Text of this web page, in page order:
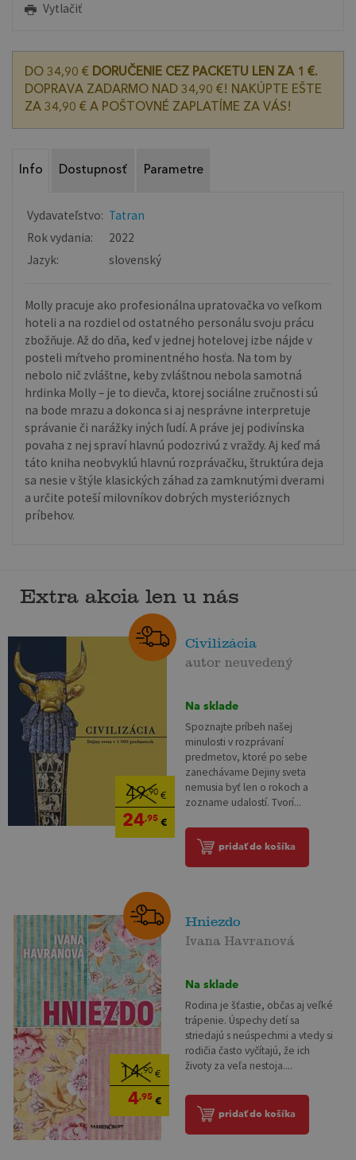
Vytlačiť
DO 34,90 € DORUČENIE CEZ PACKETU LEN ZA 1 €.
DOPRAVA ZADARMO NAD 34,90 €! NAKÚPTE EŠTE
ZA 34,90 € A POŠTOVNÉ ZAPLATÍME ZA VÁS!
Info Dostupnosť Parametre
Vydavateľstvo: Tatran
Rok vydania:
2022
Jazyk:
slovenský
Molly pracuje ako profesionálna upratovačka vo veľkom
hoteli a na rozdiel od ostatného personálu svoju prácu
zbožňuje. Až do dňa, keď v jednej hotelovej izbe nájde v
posteli mŕtveho prominentného hosťa. Na tom by
nebolo nič zvláštne, keby zvláštnou nebola samotná
hrdinka Molly – je to dievča, ktorej sociálne zručnosti sú
na bode mrazu a dokonca si aj nesprávne interpretuje
správanie či narážky iných ľudí. A práve jej podivínska
povaha z nej spraví hlavnú podozrivú z vraždy. Aj keď má
táto kniha neobvyklú hlavnú rozprávačku, štruktúra deja
sa nesie v štýle klasických záhad za zamknutými dverami
a určite poteší milovníkov dobrých mysterióznych
príbehov.
Extra akcia len u nás
49,90€
24,95€
Civilizácia
autor neuvedený
Na sklade
Spoznajte príbeh našej
minulosti v rozprávaní
predmetov, ktoré po sebe
zanechávame Dejiny sveta
nemusia byť len o rokoch a
zozname udalostí. Tvorí...
pridať do košíka
14,90€
4,95€
Hniezdo
Ivana Havranová
Na sklade
Rodina je šťastie, občas aj veľké
trápenie. Úspechy detí sa
striedajú s neúspechmi a vtedy si
rodičia často vyčítajú, že ich
životy za veľa nestoja....
pridať do košíka